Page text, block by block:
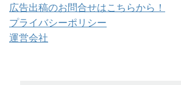
広告出稿のお問合せはこちらから！
プライバシーポリシー
運営会社